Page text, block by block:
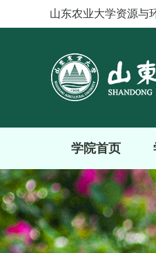
山东农业大学资源与
学院首页